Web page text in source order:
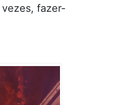
fazer-